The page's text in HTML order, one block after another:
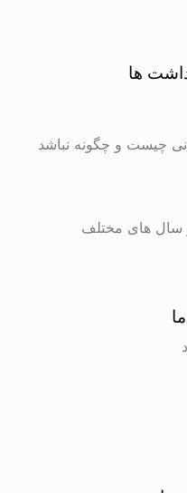
ها
چیست و چگونه نباشد
سال های مختلف